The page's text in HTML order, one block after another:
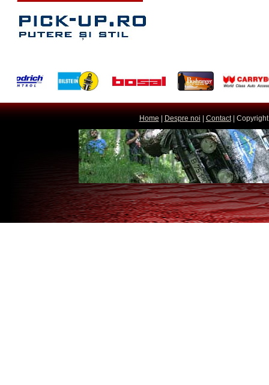
Home Despre noi Contact| Copyright